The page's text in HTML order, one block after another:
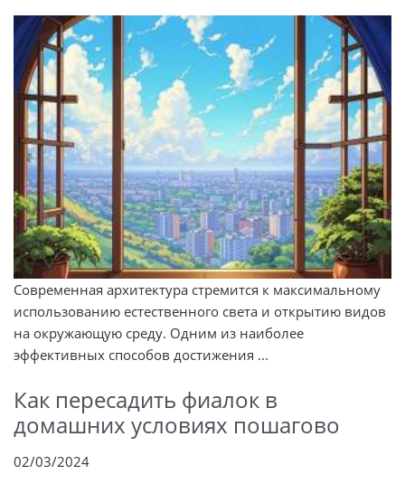
Современная архитектура стремится к максимальному
использованию естественного света и открытию видов
на окружающую среду. Одним из наиболее
эффективных способов достижения ...
Как пересадить фиалок в
домашних условиях пошагово
02/03/2024